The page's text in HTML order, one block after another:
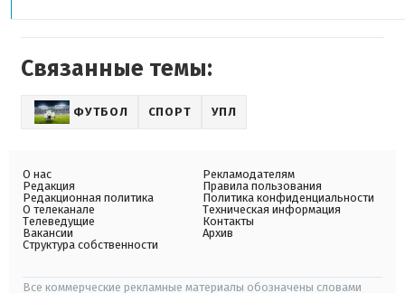
Связанные темы:
ФУТБОЛ СПОРТ УПЛ
О нас
Редакция
Редакционная политика
О телеканале
Телеведущие
Вакансии
Структура собственности
Рекламодателям
Правила пользования
Политика конфиденциальности
Техническая информация
Контакты
Архив
Все коммерческие рекламные материалы обозначены словами